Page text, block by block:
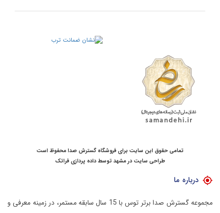
تمامی حقوق این سایت برای فروشگاه گسترش صدا محفوظ است
طراحی سایت در مشهد توسطداده پردازی فراتک
درباره ما
مجموعه گسترش صدا برتر توس با 15 سال سابقه مستمر، در زمینه معرفی و